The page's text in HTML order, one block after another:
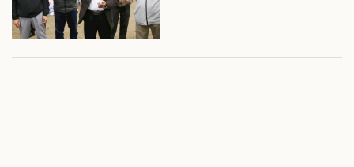
Phó Chủ tịch UBND tỉnh Lâm Đồng
công viên Hùng Vương
Công trình vọng cảnh